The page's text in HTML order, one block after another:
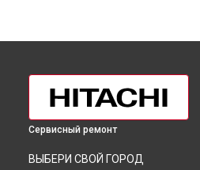
Сервисный ремонт
ВЫБЕРИ СВОЙ ГОРОД